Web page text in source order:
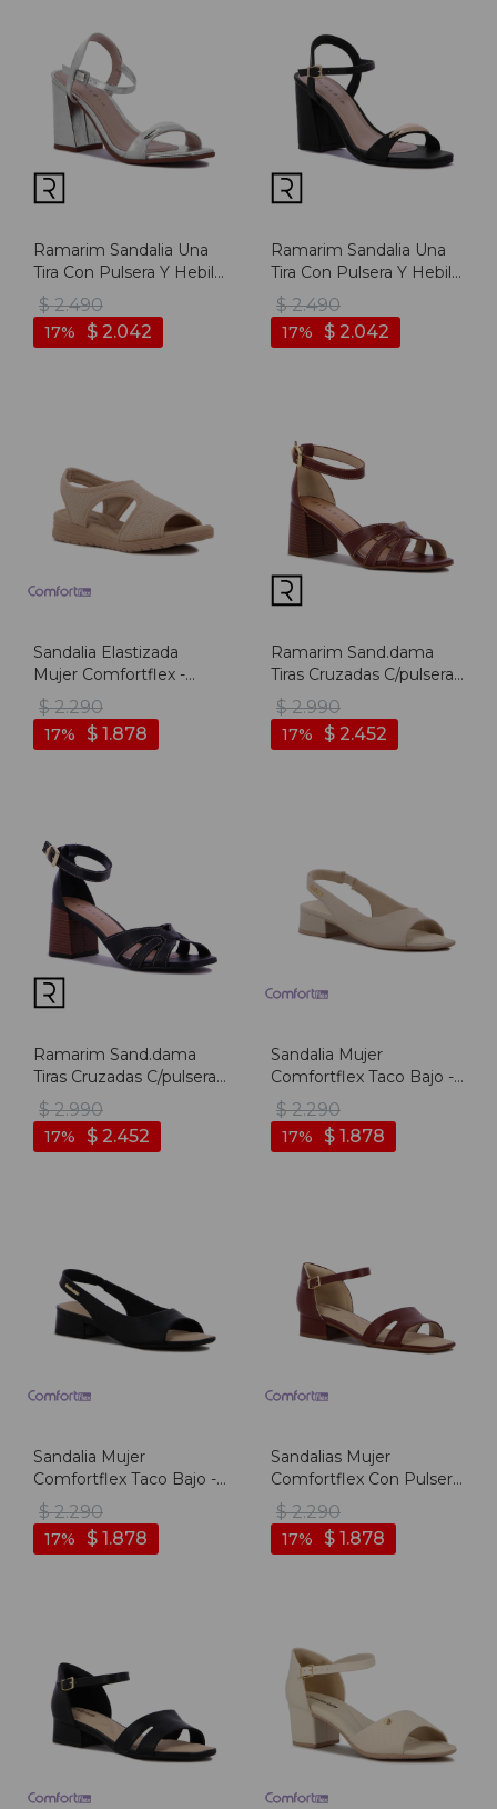
Ramarim Sandalia Una
Tira Con Pulsera Y Hebilla
- Plata - Plata
$ 2.490
$ 2.042
17
Ramarim Sandalia Una
Tira Con Pulsera Y Hebilla
- Negro - Negro
$ 2.490
$ 2.042
17
Sandalia Elastizada
Mujer Comfortflex -
Almendra
$ 2.290
$ 1.878
17
Ramarim Sand.dama
Tiras Cruzadas C/pulsera
T/ Medio - Cafe - Cafe
$ 2.990
$ 2.452
17
Ramarim Sand.dama
Tiras Cruzadas C/pulsera
T/ Medio - Negro -
Negro
$ 2.990
$ 2.452
17
Sandalia Mujer
Comfortflex Taco Bajo -
Crema
$ 2.290
$ 1.878
17
Sandalia Mujer
Comfortflex Taco Bajo -
Negro
$ 2.290
$ 1.878
17
Sandalias Mujer
Comfortflex Con Pulsera
Y Taco Bajo - Cafe
$ 2.290
$ 1.878
17